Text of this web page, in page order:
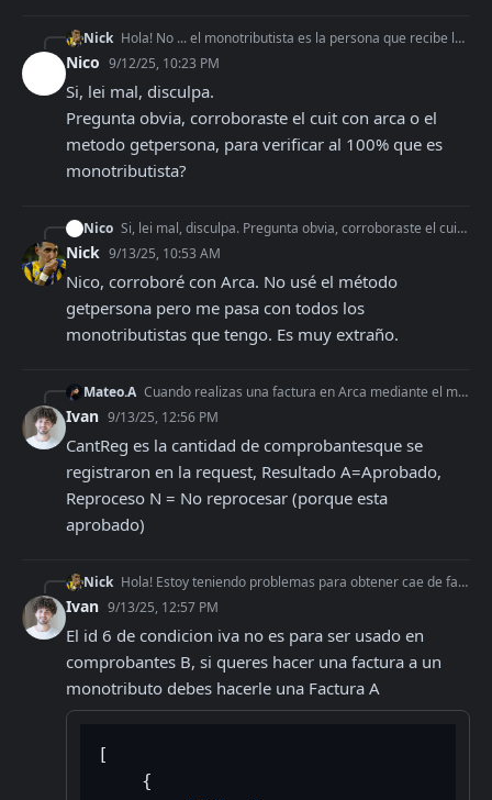
Nick Hola! No ... el monotributista es la persona que recibe la factura en este caso, le quiero hacer una factura B a él, yo soy inscripto.
Nico 9/12/25, 10:23 PM
Si, lei mal, disculpa.
Pregunta obvia, corroboraste el cuit con arca o el
metodo getpersona, para verificar al 100% que es
monotributista?
Nico Si, lei mal, disculpa. Pregunta obvia, corroboraste el cuit con arca o el metodo getpersona, para verificar al 100% que es monotributista?
Nick 9/13/25, 10:53 AM
Nico, corroboré con Arca. No usé el método
getpersona pero me pasa con todos los
monotributistas que tengo. Es muy extraño.
Mateo.A Cuando realizas una factura en Arca mediante el método "FECAESolicitar" El resultado de una factura exitosa sería algo así: "FECAESolicitarResult": { "FeCabRes
Ivan 9/13/25, 12:56 PM
CantReg es la cantidad de comprobantesque se
registraron en la request, Resultado A=Aprobado,
Reproceso N = No reprocesar (porque esta
aprobado)
Nick Hola! Estoy teniendo problemas para obtener cae de facturas tipo B a monotributistas. Con los comprobantes tipo A funciona bien, y con los tipo B si el cliente
Ivan 9/13/25, 12:57 PM
El id 6 de condicion iva no es para ser usado en
comprobantes B, si queres hacer una factura a un
monotributo debes hacerle una Factura A
[
{